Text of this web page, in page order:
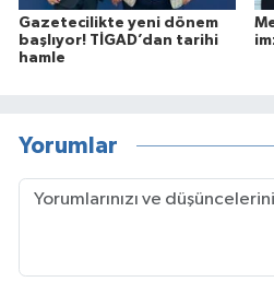
Gazetecilikte yeni dönem
başlıyor! TİGAD’dan tarihi
hamle
Yorumlar